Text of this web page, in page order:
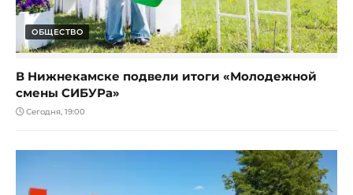
ОБЩЕСТВО
В Нижнекамске подвели итоги «Молодежной
смены СИБУРа»
Сегодня, 19:00